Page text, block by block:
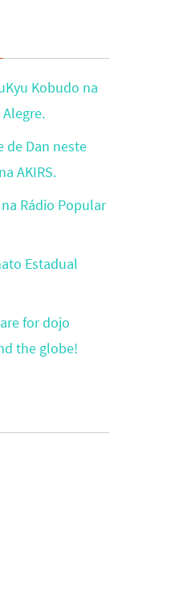
Kobudo na
de Dan neste
AKIRS.
Rádio Popular
Estadual
for dojo
the globe!